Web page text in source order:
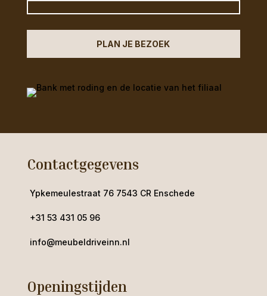
PLAN JE BEZOEK
Contactgegevens
Ypkemeulestraat 76 7543 CR Enschede
+31 53 431 05 96
info@meubeldriveinn.nl
Openingstijden